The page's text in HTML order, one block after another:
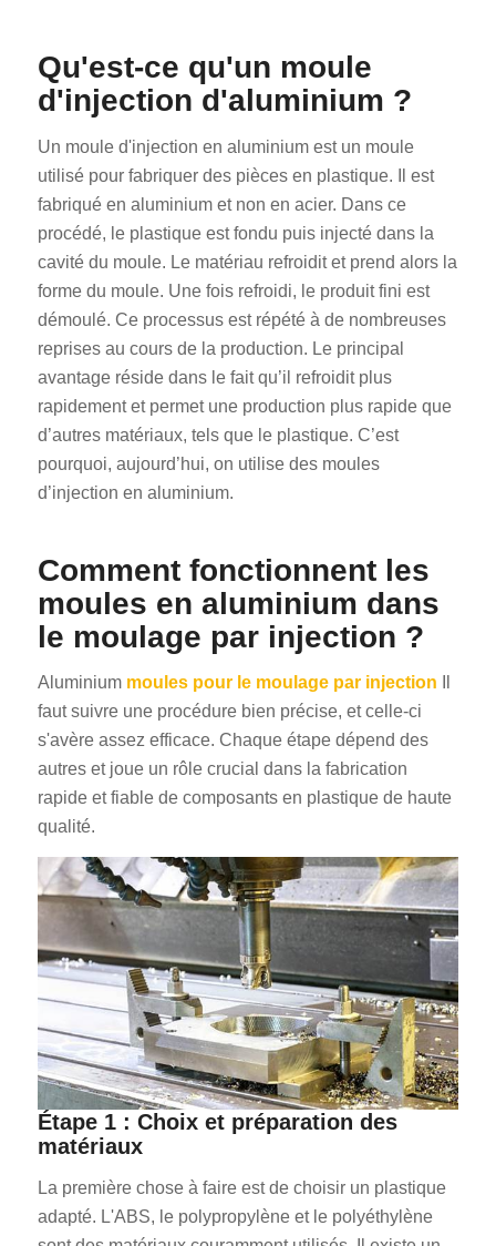
Qu'est-ce qu'un moule
d'injection d'aluminium ?
Un moule d'injection en aluminium est un moule
utilisé pour fabriquer des pièces en plastique. Il est
fabriqué en aluminium et non en acier. Dans ce
procédé, le plastique est fondu puis injecté dans la
cavité du moule. Le matériau refroidit et prend alors la
forme du moule. Une fois refroidi, le produit fini est
démoulé. Ce processus est répété à de nombreuses
reprises au cours de la production. Le principal
avantage réside dans le fait qu’il refroidit plus
rapidement et permet une production plus rapide que
d’autres matériaux, tels que le plastique. C’est
pourquoi, aujourd’hui, on utilise des moules
d’injection en aluminium.
Comment fonctionnent les
moules en aluminium dans
le moulage par injection ?
Aluminium moules pour le moulage par injection
faut suivre une procédure bien précise, et celle-ci
s'avère assez efficace. Chaque étape dépend des
autres et joue un rôle crucial dans la fabrication
rapide et fiable de composants en plastique de haute
qualité.
Étape 1 : Choix et préparation des
matériaux
La première chose à faire est de choisir un plastique
adapté. L'ABS, le polypropylène et le polyéthylène